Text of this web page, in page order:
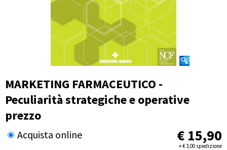
MARKETING FARMACEUTICO -
Peculiarità strategiche e operative
prezzo
Acquista online € 15,90
+€3,00 spedizione